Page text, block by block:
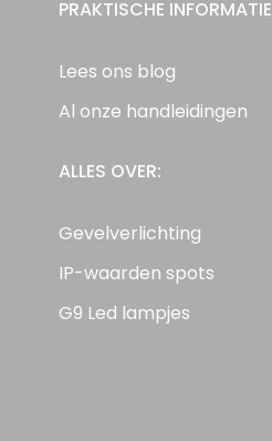
PRAKTISCHE INFORMATIE
Lees ons blog
Al onze handleidingen
ALLES OVER:
Gevelverlichting
IP-waarden spots
G9 Led lampjes